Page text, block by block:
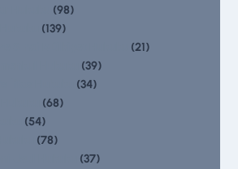
(98)
(139)
(21)
(39)
(34)
(68)
(54)
(78)
(37)